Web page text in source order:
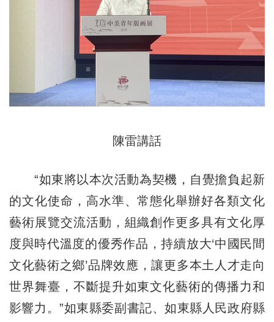
陳雷講話
“如東將以本次活動為契機，自覺擔負起新
的文化使命，高水準、常態化舉辦好各類文化
藝術展覽交流活動，組織創作更多具有文化厚
度與時代溫度的優秀作品，持續放大‘中國民間
文化藝術之鄉’品牌效應，讓更多本土人才走向
世界舞臺，不斷提升如東文化藝術的傳播力和
影響力。”如東縣委副書記、如東縣人民政府縣